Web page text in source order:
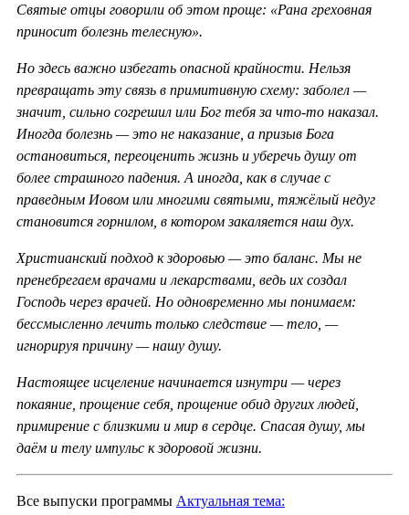
Святые отцы говорили об этом проще: «Рана греховная
приносит болезнь телесную».
Но здесь важно избегать опасной крайности. Нельзя
превращать эту связь в примитивную схему: заболел —
значит, сильно согрешил или Бог тебя за что-то наказал.
Иногда болезнь — это не наказание, а призыв Бога
остановиться, переоценить жизнь и уберечь душу от
более страшного падения. А иногда, как в случае с
праведным Иовом или многими святыми, тяжёлый недуг
становится горнилом, в котором закаляется наш дух.
Христианский подход к здоровью — это баланс. Мы не
пренебрегаем врачами и лекарствами, ведь их создал
Господь через врачей. Но одновременно мы понимаем:
бессмысленно лечить только следствие — тело, —
игнорируя причину — нашу душу.
Настоящее исцеление начинается изнутри — через
покаяние, прощение себя, прощение обид других людей,
примирение с близкими и мир в сердце. Спасая душу, мы
даём и телу импульс к здоровой жизни.
Все выпуски программы Актуальная тема: